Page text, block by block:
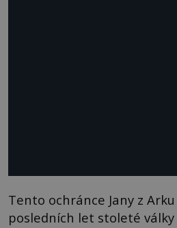
Tento ochránce Jany z
posledních let stoleté